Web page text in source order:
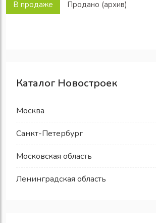
В продаже Продано (архив)
Каталог Новостроек
Москва
Санкт-Петербург
Московская область
Ленинградская область